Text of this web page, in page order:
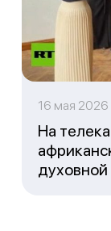
16 мая
На